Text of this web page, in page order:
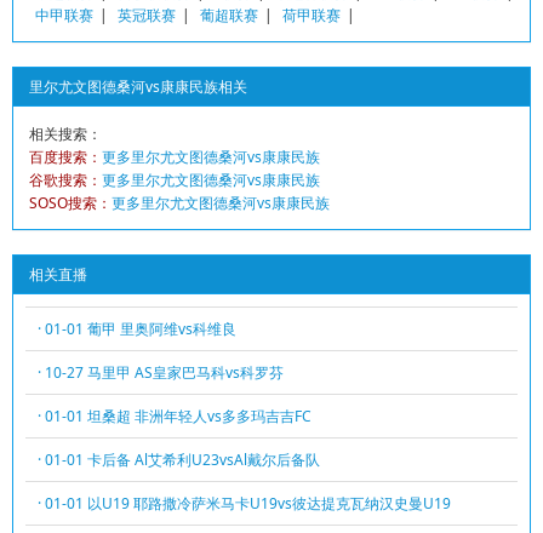
中甲联赛 | 英冠联赛 | 葡超联赛 | 荷甲联赛 |
里尔尤文图德桑河vs康康民族相关
相关搜索：
百度搜索： 更多里尔尤文图德桑河vs康康民族
谷歌搜索： 更多里尔尤文图德桑河vs康康民族
SOSO搜索： 更多里尔尤文图德桑河vs康康民族
相关直播
· 01-01 葡甲 里奥阿维vs科维良
· 10-27 马里甲 AS皇家巴马科vs科罗芬
· 01-01 坦桑超 非洲年轻人vs多多玛吉吉FC
· 01-01 卡后备 Al艾希利U23vsAl戴尔后备队
· 01-01 以U19 耶路撒冷萨米马卡U19vs彼达提克瓦纳汉史曼U19